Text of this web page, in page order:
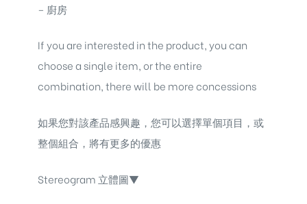
– 廚房
If you are interested in the product, you can
choose a single item, or the entire
combination, there will be more concessions
如果您對該產品感興趣，您可以選擇單個項目，或
整個組合，將有更多的優惠
Stereogram 立體圖▼